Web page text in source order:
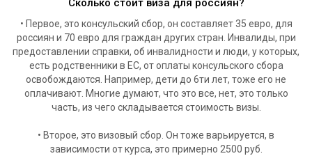
Сколько стоит виза для россиян?
• Первое, это консульский сбор, он составляет 35 евро, для
россиян и 70 евро для граждан других стран. Инвалиды, при
предоставлении справки, об инвалидности и люди, у которых,
есть родственники в ЕС, от оплаты консульского сбора
освобождаются. Например, дети до 6ти лет, тоже его не
оплачивают. Многие думают, что это все, нет, это только
часть, из чего складывается стоимость визы.
• Второе, это визовый сбор. Он тоже варьируется, в
зависимости от курса, это примерно 2500 руб.